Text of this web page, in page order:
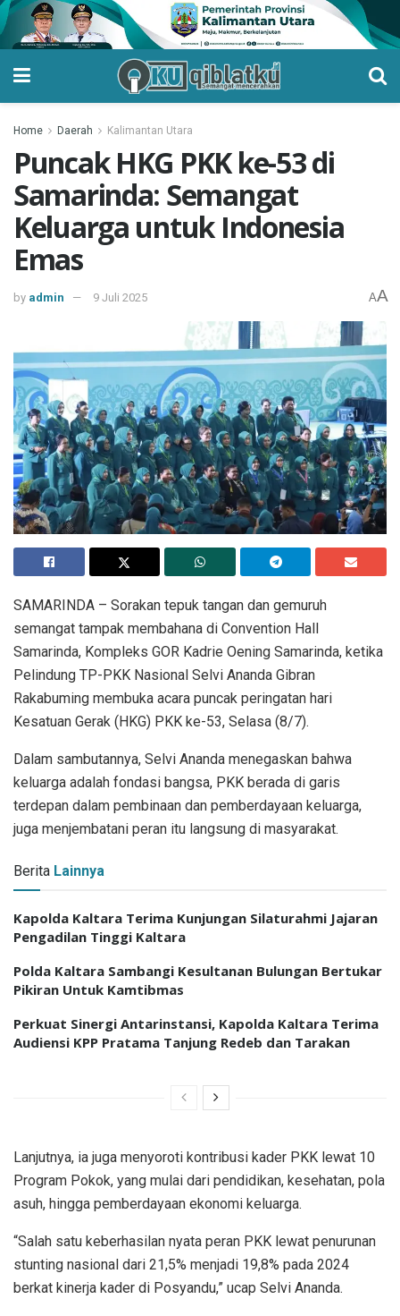
Home Daerah Kalimantan Utara
Puncak HKG PKK ke-53 di
Samarinda: Semangat
Keluarga untuk Indonesia
Emas
by admin 9 Juli 2025 AA
SAMARINDA – Sorakan tepuk tangan dan gemuruh
semangat tampak membahana di Convention Hall
Samarinda, Kompleks GOR Kadrie Oening Samarinda, ketika
Pelindung TP-PKK Nasional Selvi Ananda Gibran
Rakabuming membuka acara puncak peringatan hari
Kesatuan Gerak (HKG) PKK ke-53, Selasa (8/7).
Dalam sambutannya, Selvi Ananda menegaskan bahwa
keluarga adalah fondasi bangsa, PKK berada di garis
terdepan dalam pembinaan dan pemberdayaan keluarga,
juga menjembatani peran itu langsung di masyarakat.
Berita Lainnya
Kapolda Kaltara Terima Kunjungan Silaturahmi Jajaran
Pengadilan Tinggi Kaltara
Polda Kaltara Sambangi Kesultanan Bulungan Bertukar
Pikiran Untuk Kamtibmas
Perkuat Sinergi Antarinstansi, Kapolda Kaltara Terima
Audiensi KPP Pratama Tanjung Redeb dan Tarakan
Lanjutnya, ia juga menyoroti kontribusi kader PKK lewat 10
Program Pokok, yang mulai dari pendidikan, kesehatan, pola
asuh, hingga pemberdayaan ekonomi keluarga.
“Salah satu keberhasilan nyata peran PKK lewat penurunan
stunting nasional dari 21,5% menjadi 19,8% pada 2024
berkat kinerja kader di Posyandu,” ucap Selvi Ananda.